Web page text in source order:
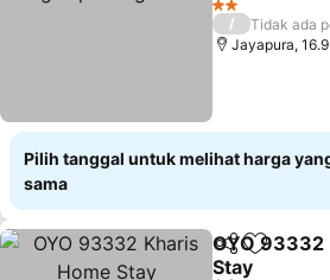
2 Bintang
/
Tidak ada
Jayapura,
Pilih tanggal untuk melihat harga
sama
Bagikan
OYO 93332
Stay